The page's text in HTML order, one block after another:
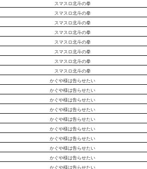
スマスロ北斗の拳
スマスロ北斗の拳
スマスロ北斗の拳
スマスロ北斗の拳
スマスロ北斗の拳
スマスロ北斗の拳
スマスロ北斗の拳
スマスロ北斗の拳
かぐや様は告らせたい
かぐや様は告らせたい
かぐや様は告らせたい
かぐや様は告らせたい
かぐや様は告らせたい
かぐや様は告らせたい
かぐや様は告らせたい
かぐや様は告らせたい
かぐや様は告らせたい
かぐや様は告らせたい